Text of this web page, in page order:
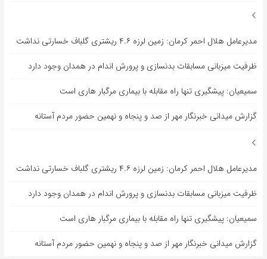
مدیرعامل هلال احمر کرمان: زمین لرزه ۴.۶ ریشتری گلباف خسارتی نداشت
ظرفیت میزبانی مسابقات بدنسازی و پرورش اندام در همدان وجود دارد
سمیعیان: پیشگیری تنها راه مقابله با بیماری مرگبار هاری است
گزارش میدانی خبرنگار مهر از صد و پنجاه و نهمین حضور مردم آستانه
مدیرعامل هلال احمر کرمان: زمین لرزه ۴.۶ ریشتری گلباف خسارتی نداشت
ظرفیت میزبانی مسابقات بدنسازی و پرورش اندام در همدان وجود دارد
سمیعیان: پیشگیری تنها راه مقابله با بیماری مرگبار هاری است
گزارش میدانی خبرنگار مهر از صد و پنجاه و نهمین حضور مردم آستانه